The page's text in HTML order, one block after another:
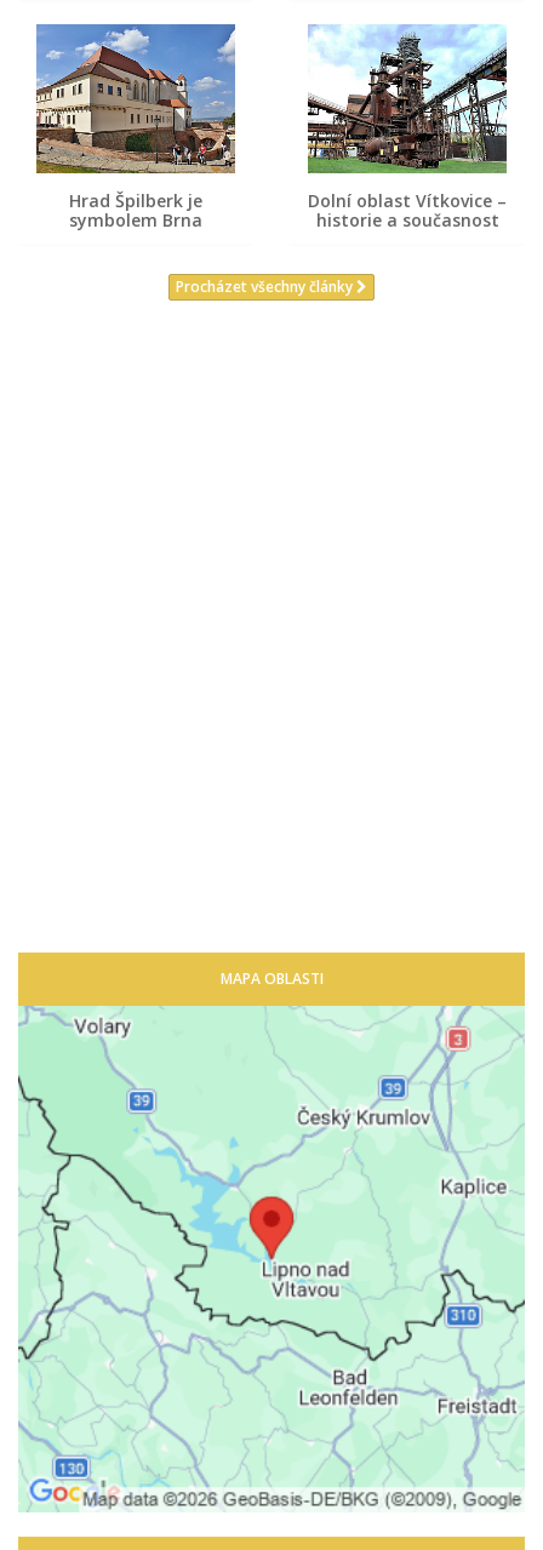
Hrad Špilberk je
symbolem Brna
Dolní oblast Vítkovice –
historie a současnost
Procházet všechny články
MAPA OBLASTI